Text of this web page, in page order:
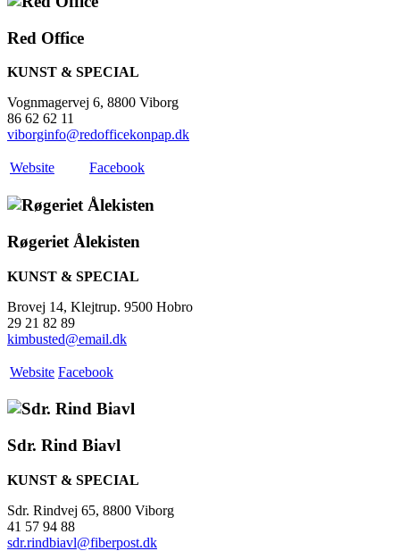
Red Office
KUNST & SPECIAL
Vognmagervej 6, 8800 Viborg
86 62 62 11
viborginfo@redofficekonpap.dk
Website Facebook
Røgeriet Ålekisten
KUNST & SPECIAL
Brovej 14, Klejtrup. 9500 Hobro
29 21 82 89
kimbusted@email.dk
Website Facebook
Sdr. Rind Biavl
KUNST & SPECIAL
Sdr. Rindvej 65, 8800 Viborg
41 57 94 88
sdr.rindbiavl@fiberpost.dk